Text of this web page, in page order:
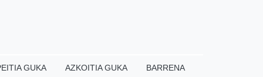
GUKA AZKOITIA GUKA BARRENA